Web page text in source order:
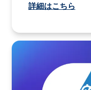
詳細はこちら